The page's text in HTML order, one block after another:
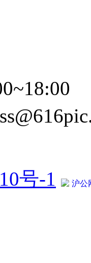
号-1
沪公